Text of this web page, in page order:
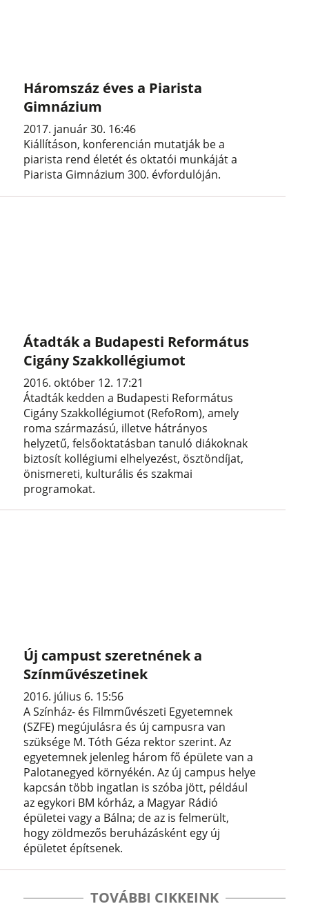
Háromszáz éves a Piarista
Gimnázium
2017. január 30. 16:46
Kiállításon, konferencián mutatják be a
piarista rend életét és oktatói munkáját a
Piarista Gimnázium 300. évfordulóján.
Átadták a Budapesti Református
Cigány Szakkollégiumot
2016. október 12. 17:21
Átadták kedden a Budapesti Református
Cigány Szakkollégiumot (RefoRom), amely
roma származású, illetve hátrányos
helyzetű, felsőoktatásban tanuló diákoknak
biztosít kollégiumi elhelyezést, ösztöndíjat,
önismereti, kulturális és szakmai
programokat.
Új campust szeretnének a
Színművészetinek
2016. július 6. 15:56
A Színház- és Filmművészeti Egyetemnek
(SZFE) megújulásra és új campusra van
szüksége M. Tóth Géza rektor szerint. Az
egyetemnek jelenleg három fő épülete van a
Palotanegyed környékén. Az új campus helye
kapcsán több ingatlan is szóba jött, például
az egykori BM kórház, a Magyar Rádió
épületei vagy a Bálna; de az is felmerült,
hogy zöldmezős beruházásként egy új
épületet építsenek.
TOVÁBBI CIKKEINK